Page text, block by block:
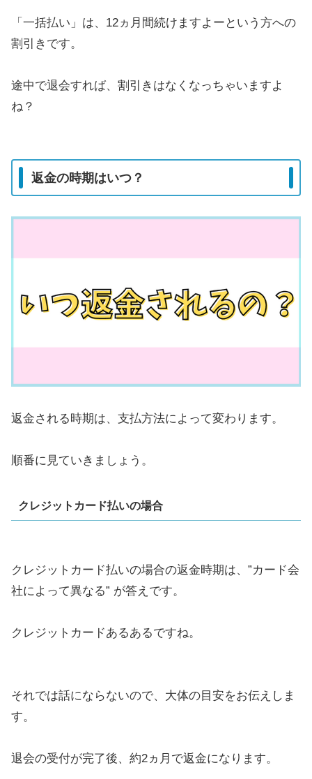
「一括払い」は、12ヵ月間続けますよーという方への
割引きです。
途中で退会すれば、割引きはなくなっちゃいますよ
ね？
返金の時期はいつ？
返金される時期は、支払方法によって変わります。
順番に見ていきましょう。
クレジットカード払いの場合
クレジットカード払いの場合の返金時期は、”カード会
社によって異なる” が答えです。
クレジットカードあるあるですね。
それでは話にならないので、大体の目安をお伝えしま
す。
退会の受付が完了後、約2ヵ月で返金になります。